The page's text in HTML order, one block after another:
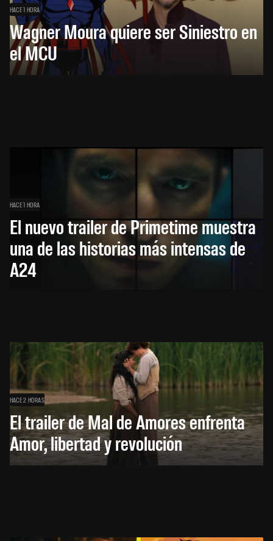
HACE 1 HORA
Wagner Moura quiere ser Siniestro en
el MCU
HACE 1 HORA
El nuevo trailer de Primetime muestra
una de las historias más intensas de
A24
HACE 2 HORAS
El trailer de Mal de Amores enfrenta
Amor, libertad y revolución